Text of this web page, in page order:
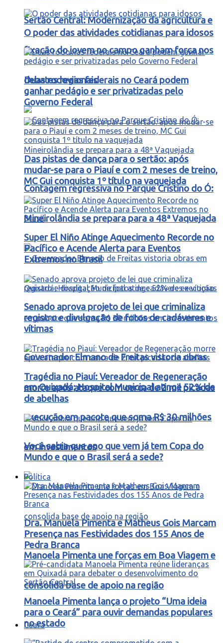
Sertão Central: Modernização da agricultura e
fixação do jovem no campo ganham força nos
debates regionais
Contagem regressiva no Parque Cristino do Ó:
Mineirolândia se prepara para a 48ª Vaquejada
Governador Elmano de Freitas vistoria obras
em Quixadá; Hospital Municipal atinge 52% de
execução em pacote que soma R$ 30 milhões
em investimentos
Manoela Pimenta une forças em Boa Viagem e
consolida base de apoio na região
Ceará
O poder das atividades cotidianas para idosos
Duas rodovias federais no Ceará podem
ganhar pedágio e ser privatizadas pelo
Governo Federal
Das pistas de dança para o sertão: após
mudar-se para o Piauí e com 2 meses de treino,
MC Gui conquista 1º título na vaquejada
Super El Niño Atinge Aquecimento Recorde no
Pacífico e Acende Alerta para Eventos
Extremos no Brasil
Senado aprova projeto de lei que criminaliza
registro e divulgação de fotos de cadáveres e
vítimas
Tragédia no Piauí: Vereador de Regeneração
morre após ataque com cerca de 2 mil picadas
de abelhas
Você sabia que ano que vem já tem Copa do
Mundo e que o Brasil será a sede?
Política
Dra. Manuela Pimenta e Matheus Gois Marcam
Presença nas Festividades dos 155 Anos de
Pedra Branca
Manoela Pimenta lança o projeto “Uma ideia
para o Ceará” para ouvir demandas populares
no estado